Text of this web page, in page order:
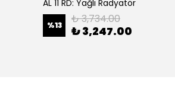
AL 11 RD: Yağlı Radyatör
%13 ₺ 3,734.00
₺ 3,247.00